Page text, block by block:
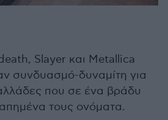
Slayer και Metallica
συνδυασμό-δυναμίτη για
που σε ένα βράδυ
τους ονόματα.